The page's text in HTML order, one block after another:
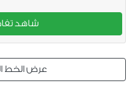
شاهد
عرض الخط